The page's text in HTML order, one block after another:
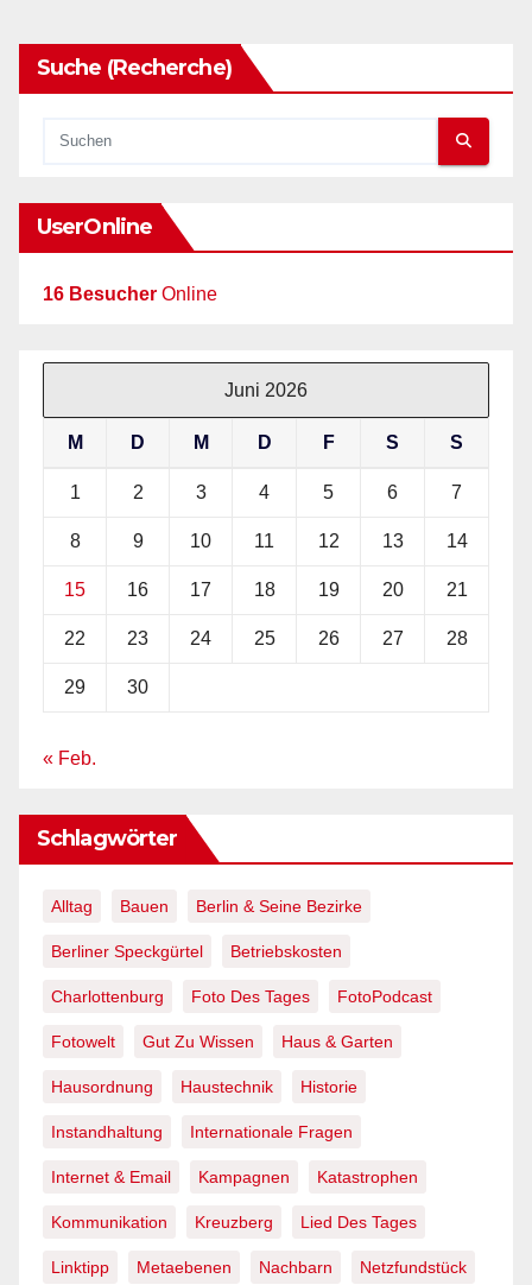
Suche (Recherche)
UserOnline
16 Besucher Online
Juni 2026
M D M D F S S
1 2 3 4 5 6 7
8 9 10 11 12 13 14
15 16 17 18 19 20 21
22 23 24 25 26 27 28
29 30
« Feb.
Schlagwörter
Alltag Bauen Berlin & Seine Bezirke
Berliner Speckgürtel Betriebskosten
Charlottenburg Foto Des Tages FotoPodcast
Fotowelt Gut Zu Wissen Haus & Garten
Hausordnung Haustechnik Historie
Instandhaltung Internationale Fragen
Internet & Email Kampagnen Katastrophen
Kommunikation Kreuzberg Lied Des Tages
Linktipp Metaebenen Nachbarn Netzfundstück